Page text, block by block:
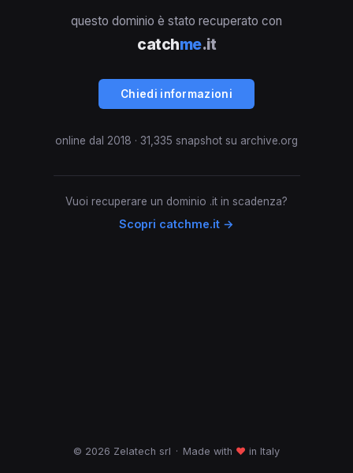
questo dominio è stato recuperato con
catchme.it
Chiedi informazioni
online dal 2018 · 31,335 snapshot su archive.org
Vuoi recuperare un dominio .it in scadenza?
Scopri catchme.it →
© 2026 Zelatech srl · Made with ♥ in Italy